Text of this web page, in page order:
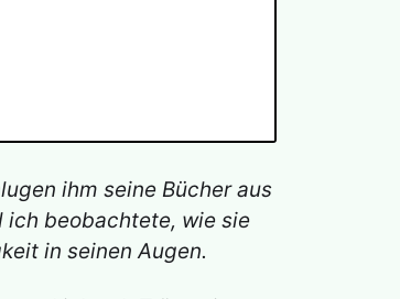
ihm seine Bücher aus
ich beobachtete, wie sie
in seinen Augen.